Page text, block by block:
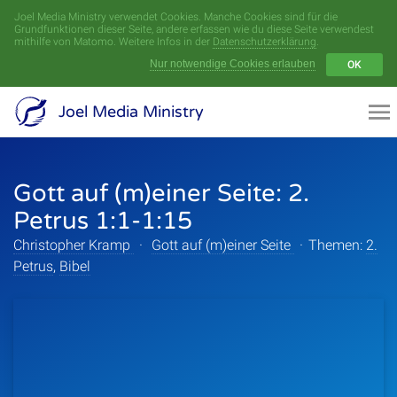
Joel Media Ministry verwendet Cookies. Manche Cookies sind für die
Grundfunktionen dieser Seite, andere erfassen wie du diese Seite verwendest
mithilfe von Matomo. Weitere Infos in der Datenschutzerklärung.
Nur notwendige Cookies erlauben
OK
Joel Media Ministry
Gott auf (m)einer Seite: 2.
Petrus 1:1-1:15
Christopher Kramp · Gott auf (m)einer Seite · Themen: 2.
Petrus, Bibel
Menü
Videoarchiv
Serien